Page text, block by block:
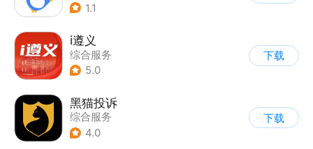
1.1
i遵义
综合服务
5.0
下载
黑猫投诉
综合服务
4.0
下载